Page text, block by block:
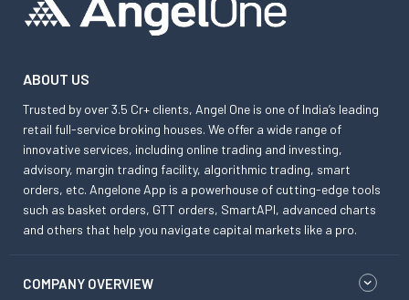
ABOUT US
Trusted by over 3.5 Cr+ clients, Angel One is one of India’s leading
retail full-service broking houses. We offer a wide range of
innovative services, including online trading and investing,
advisory, margin trading facility, algorithmic trading, smart
orders, etc. Angelone App is a powerhouse of cutting-edge tools
such as basket orders, GTT orders, SmartAPI, advanced charts
and others that help you navigate capital markets like a pro.
COMPANY OVERVIEW